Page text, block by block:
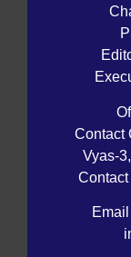
Contact
Vyas-